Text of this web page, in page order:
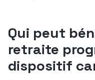
Qui peut
retraite
dispositif